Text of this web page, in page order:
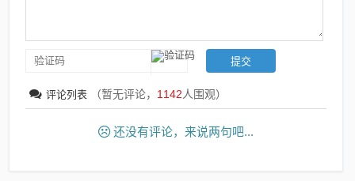
评论列表 （暂无评论， 1142人围观）
还没有评论，来说两句吧...